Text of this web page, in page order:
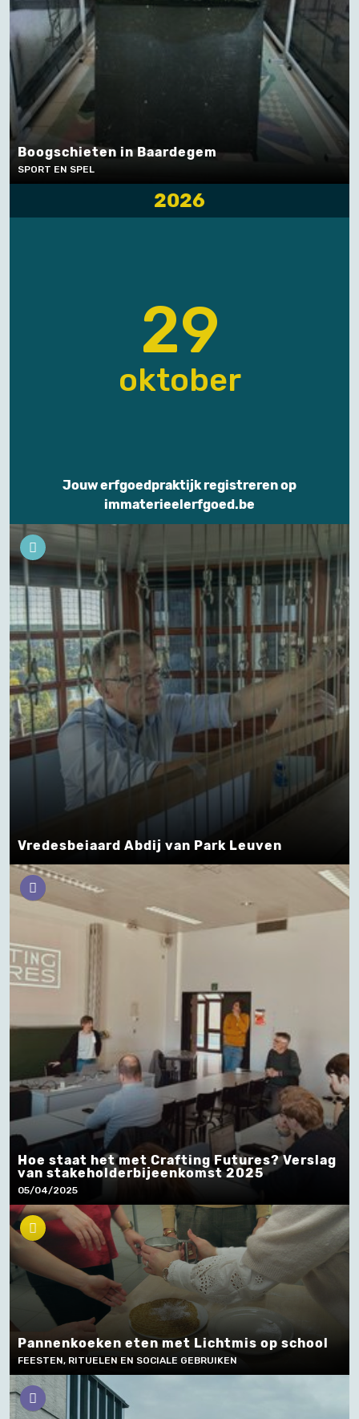
Boogschieten in Baardegem
SPORT EN SPEL
2026
29
oktober
Jouw erfgoedpraktijk registreren op
immaterieelerfgoed.be
Vredesbeiaard Abdij van Park Leuven
Hoe staat het met Crafting Futures? Verslag
van stakeholderbijeenkomst 2025
05/04/2025
Pannenkoeken eten met Lichtmis op school
FEESTEN, RITUELEN EN SOCIALE GEBRUIKEN